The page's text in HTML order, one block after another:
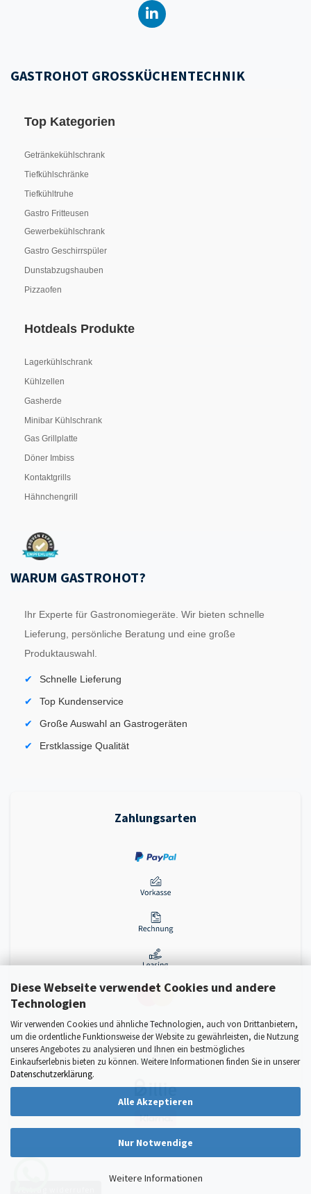
Diese Webseite verwendet Cookies und andere
Technologien
Wir verwenden Cookies und ähnliche Technologien, auch von Drittanbietern,
um die ordentliche Funktionsweise der Website zu gewährleisten, die Nutzung
unseres Angebotes zu analysieren und Ihnen ein bestmögliches
Einkaufserlebnis bieten zu können. Weitere Informationen finden Sie in unserer
Datenschutzerklärung.
Alle Akzeptieren
Nur Notwendige
Weitere Informationen
GASTROHOT GROSSKÜCHENTECHNIK
Top Kategorien
Getränkekühlschrank
Tiefkühlschränke
Tiefkühltruhe
Gastro Fritteusen
Gewerbekühlschrank
Gastro Geschirrspüler
Dunstabzugshauben
Pizzaofen
Hotdeals Produkte
Lagerkühlschrank
Kühlzellen
Gasherde
Minibar Kühlschrank
Gas Grillplatte
Döner Imbiss
Kontaktgrills
Hähnchengrill
WARUM GASTROHOT?
Ihr Experte für Gastronomiegeräte. Wir bieten schnelle
Lieferung, persönliche Beratung und eine große
Produktauswahl.
Schnelle Lieferung
Top Kundenservice
Große Auswahl an Gastrogeräten
Erstklassige Qualität
Zahlungsarten